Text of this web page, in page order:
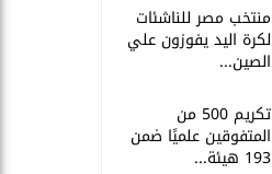
منتخب مصر للناشئات
لكرة اليد يفوزون علي
الصين...
تكريم 500 من
المتفوقين علميًا ضمن
193 هيئة...